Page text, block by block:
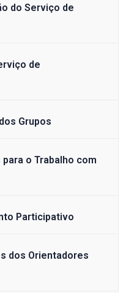
do Serviço de
de
Grupos
o Trabalho com
Participativo
dos Orientadores